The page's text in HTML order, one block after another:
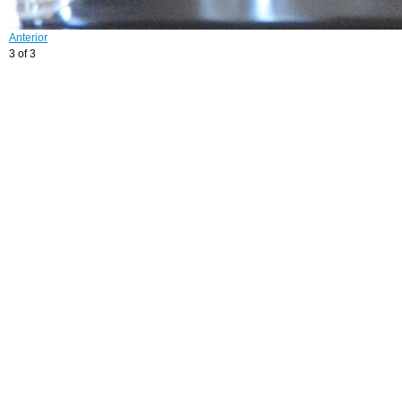
Anterior
3 of 3